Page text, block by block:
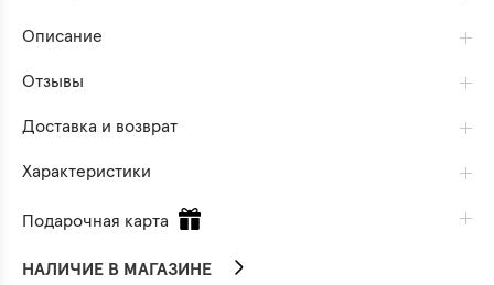
Описание
Отзывы
Доставка и возврат
Характеристики
Подарочная карта
НАЛИЧИЕ В МАГАЗИНЕ